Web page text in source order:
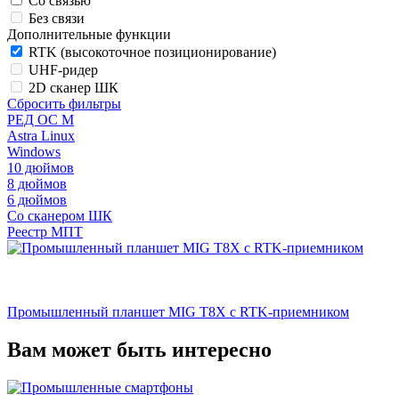
Без связи
Дополнительные функции
RTK (высокоточное позиционирование)
UHF-ридер
2D сканер ШК
Сбросить фильтры
РЕД ОС М
Astra Linux
Windows
10 дюймов
8 дюймов
6 дюймов
Со сканером ШК
Реестр МПТ
Промышленный планшет MIG T8X с RTK-приемником
Вам может быть интересно